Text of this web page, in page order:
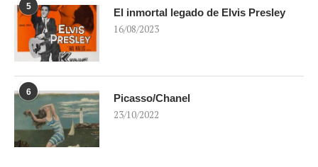
5
El inmortal legado de Elvis Presley
16/08/2023
6
Picasso/Chanel
23/10/2022